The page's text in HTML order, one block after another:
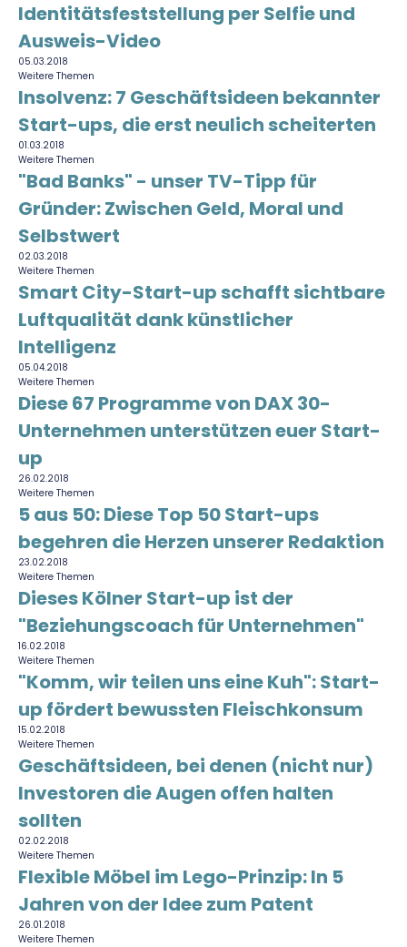
Identitätsfeststellung per Selfie und
Ausweis-Video
05.03.2018
Weitere Themen
Insolvenz: 7 Geschäftsideen bekannter
Start-ups, die erst neulich scheiterten
01.03.2018
Weitere Themen
"Bad Banks" - unser TV-Tipp für
Gründer: Zwischen Geld, Moral und
Selbstwert
02.03.2018
Weitere Themen
Smart City-Start-up schafft sichtbare
Luftqualität dank künstlicher
Intelligenz
05.04.2018
Weitere Themen
Diese 67 Programme von DAX 30-
Unternehmen unterstützen euer Start-
up
26.02.2018
Weitere Themen
5 aus 50: Diese Top 50 Start-ups
begehren die Herzen unserer Redaktion
23.02.2018
Weitere Themen
Dieses Kölner Start-up ist der
"Beziehungscoach für Unternehmen"
16.02.2018
Weitere Themen
"Komm, wir teilen uns eine Kuh": Start-
up fördert bewussten Fleischkonsum
15.02.2018
Weitere Themen
Geschäftsideen, bei denen (nicht nur)
Investoren die Augen offen halten
sollten
02.02.2018
Weitere Themen
Flexible Möbel im Lego-Prinzip: In 5
Jahren von der Idee zum Patent
26.01.2018
Weitere Themen